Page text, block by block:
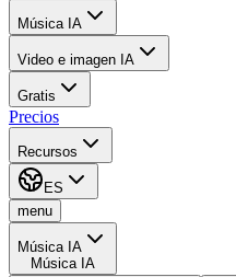
Música IA
Video e imagen IA
Gratis
Precios
Recursos
ES
menu
Música IA
Música IA